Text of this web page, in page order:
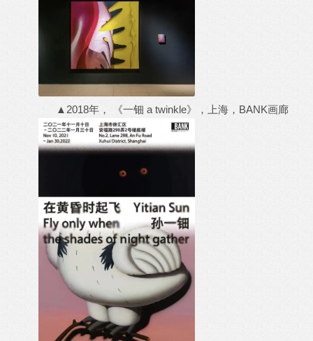
▲2018年， 《一钿 a twinkle》，上海，BANK画廊